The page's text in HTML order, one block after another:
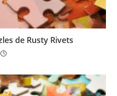
de Rusty Rivets